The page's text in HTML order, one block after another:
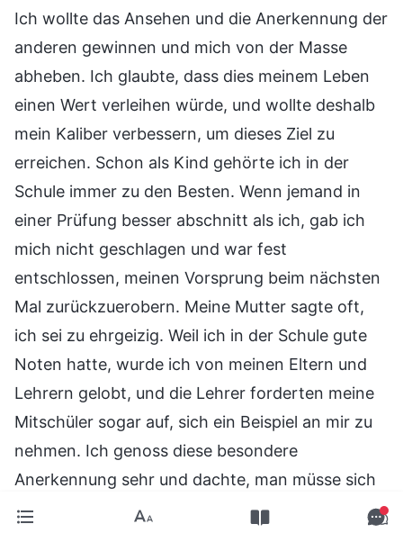
Ich wollte das Ansehen und die Anerkennung der
anderen gewinnen und mich von der Masse
abheben. Ich glaubte, dass dies meinem Leben
einen Wert verleihen würde, und wollte deshalb
mein Kaliber verbessern, um dieses Ziel zu
erreichen. Schon als Kind gehörte ich in der
Schule immer zu den Besten. Wenn jemand in
einer Prüfung besser abschnitt als ich, gab ich
mich nicht geschlagen und war fest
entschlossen, meinen Vorsprung beim nächsten
Mal zurückzuerobern. Meine Mutter sagte oft,
ich sei zu ehrgeizig. Weil ich in der Schule gute
Noten hatte, wurde ich von meinen Eltern und
Lehrern gelobt, und die Lehrer forderten meine
Mitschüler sogar auf, sich ein Beispiel an mir zu
nehmen. Ich genoss diese besondere
Anerkennung sehr und dachte, man müsse sich
einfach von der Konkurrenz abheben. Jetzt